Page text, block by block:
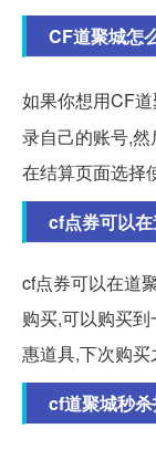
CF道聚城怎
如果你想用CF
录自己的账号,
在结算页面选择
cf点券可以
cf点券可以在道
购买,可以购买
惠道具,下次购买
cf道聚城秒